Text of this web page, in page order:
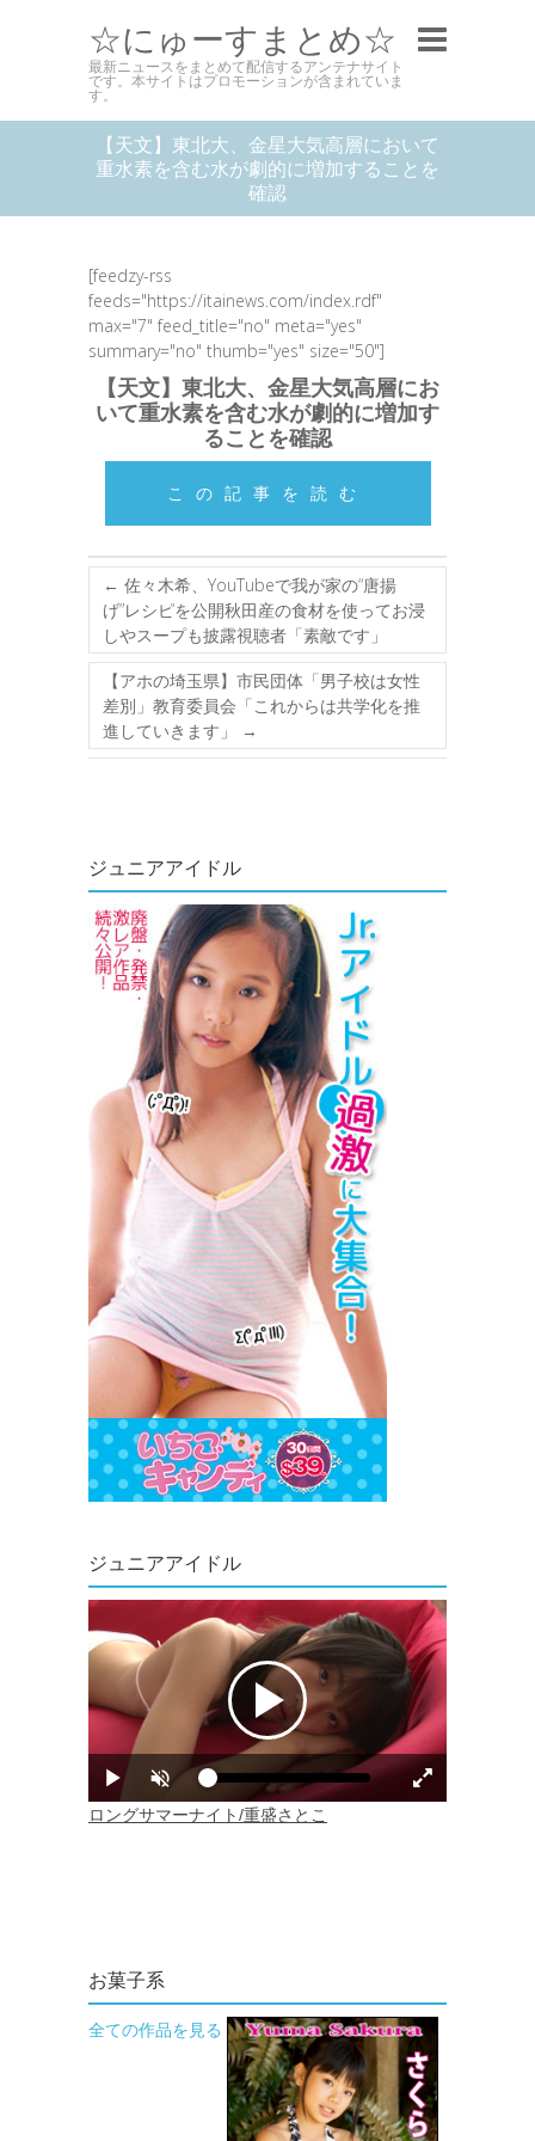
☆にゅーすまとめ☆
最新ニュースをまとめて配信するアンテナサイト
です。本サイトはプロモーションが含まれていま
す。
【天文】東北大、金星大気高層において
重水素を含む水が劇的に増加することを
確認
[feedzy-rss
feeds="https://itainews.com/index.rdf"
max="7" feed_title="no" meta="yes"
summary="no" thumb="yes" size="50"]
【天文】東北大、金星大気高層にお
いて重水素を含む水が劇的に増加す
ることを確認
この記事を読む
← 佐々木希、YouTubeで我が家の“唐揚
げ”レシピを公開秋田産の食材を使ってお浸
しやスープも披露視聴者「素敵です」
【アホの埼玉県】市民団体「男子校は女性
差別」教育委員会「これからは共学化を推
進していきます」
→
ジュニアアイドル
ジュニアアイドル
お菓子系
全ての作品を見る